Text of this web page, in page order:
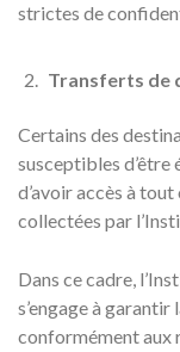
strictes de
Transferts de
Certains des
susceptibles d’être
d’avoir accès à
collectées par
Dans ce cadre,
s’engage à
conformément aux